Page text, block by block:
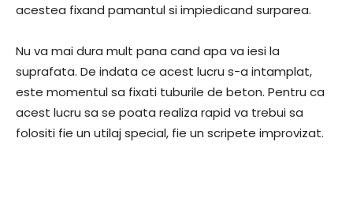
acestea fixand pamantul si impiedicand surparea.
Nu va mai dura mult pana cand apa va iesi la
suprafata. De indata ce acest lucru s-a intamplat,
este momentul sa fixati tuburile de beton. Pentru ca
acest lucru sa se poata realiza rapid va trebui sa
folositi fie un utilaj special, fie un scripete improvizat.